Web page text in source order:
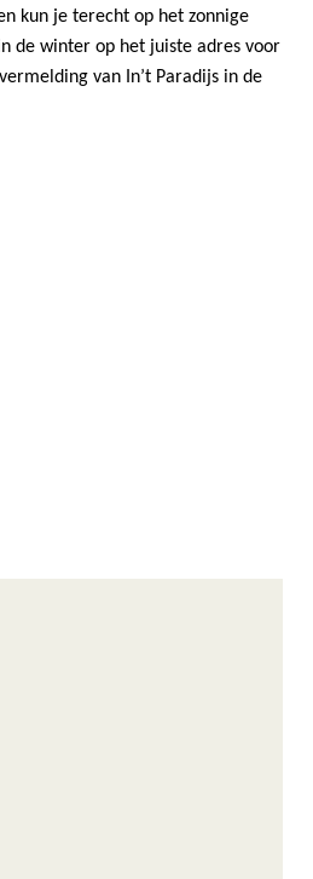
kun je terecht op het zonnige
de winter op het juiste adres voor
van In’t Paradijs in de